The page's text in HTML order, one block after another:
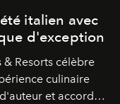
italien avec
d'exception
& Resorts célèbre
culinaire
et accords